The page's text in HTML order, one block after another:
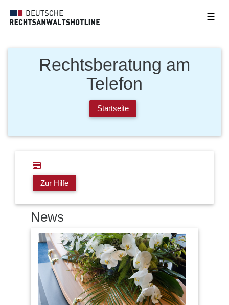
☰
Rechtsberatung am
Telefon
Startseite
Zur Hilfe
News